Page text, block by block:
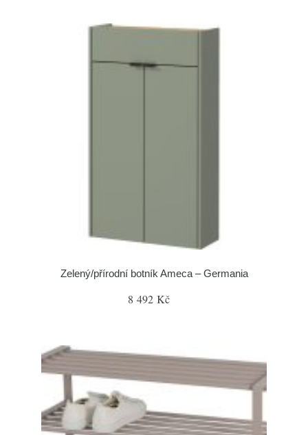
Zelený/přírodní botník Ameca – Germania
8 492 Kč